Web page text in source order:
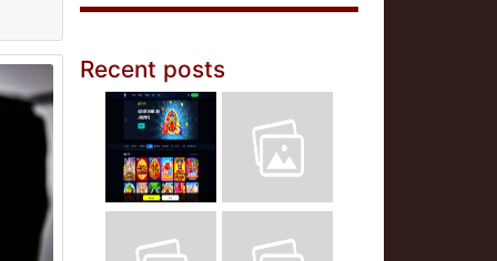
Recent posts